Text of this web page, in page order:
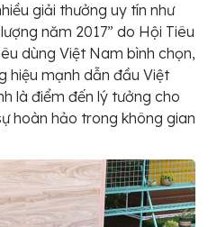
giải thưởng uy tín như
năm 2017” do Hội Tiêu
dùng Việt Nam bình chọn,
hiệu mạnh dẫn đầu Việt
là điểm đến lý tưởng cho
hoàn hảo trong không gian